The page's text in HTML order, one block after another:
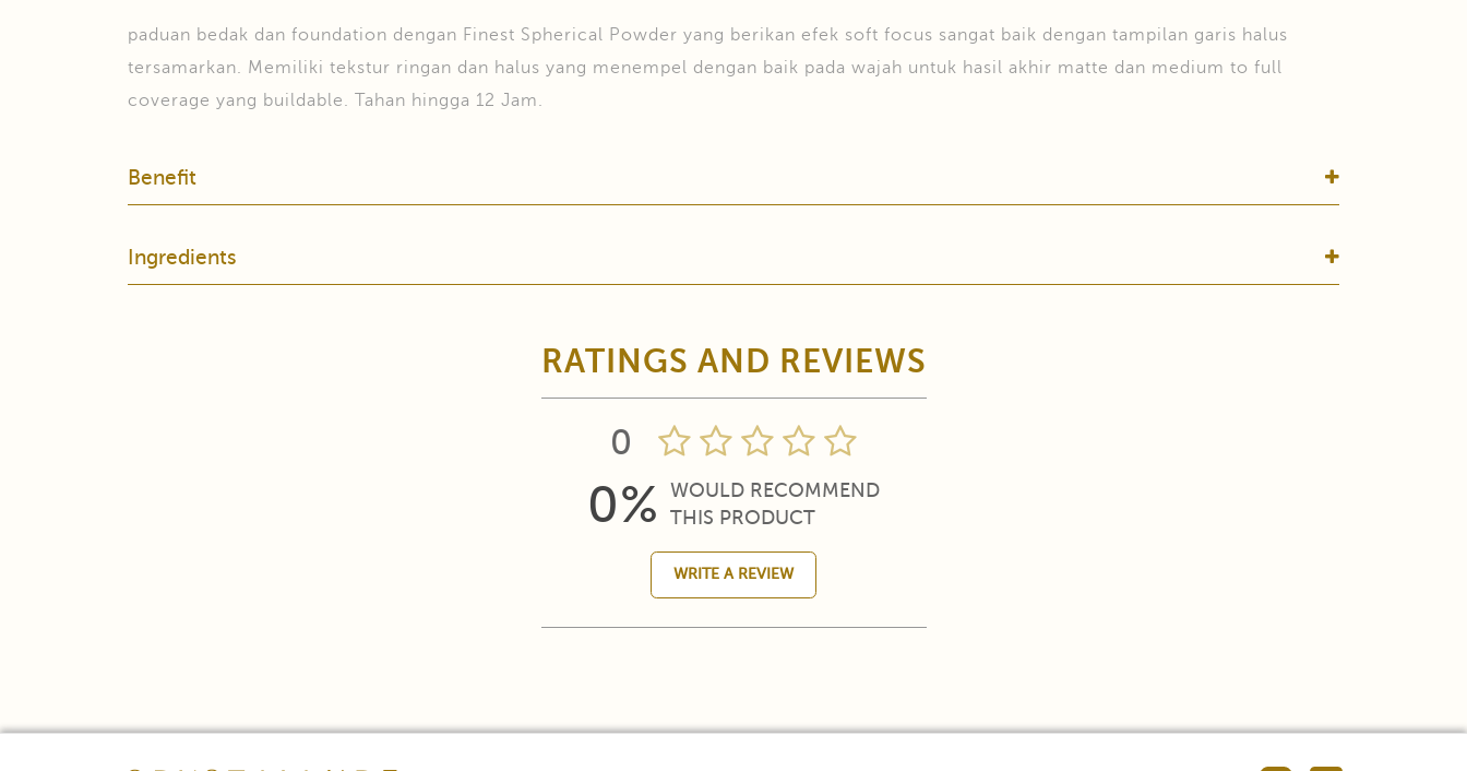
paduan bedak dan foundation dengan Finest Spherical Powder yang berikan efek soft focus sangat baik dengan tampilan garis halus
tersamarkan. Memiliki tekstur ringan dan halus yang menempel dengan baik pada wajah untuk hasil akhir matte dan medium to full
coverage yang buildable. Tahan hingga 12 Jam.
Benefit
Ingredients
RATINGS AND REVIEWS
0
0%
WOULD RECOMMEND
THIS PRODUCT
WRITE A REVIEW